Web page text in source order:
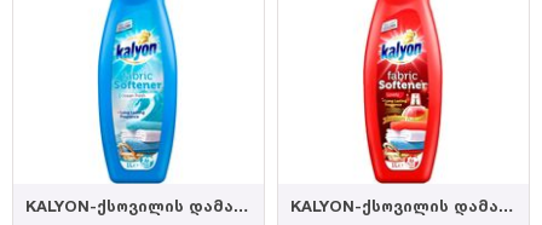
KALYON-ქსოვილის დამარბილებელი ოკეანე 1000 მლ. (12) KALYON-ქსოვილის დამარბილებელი LOVELY 1000 მლ. (12)